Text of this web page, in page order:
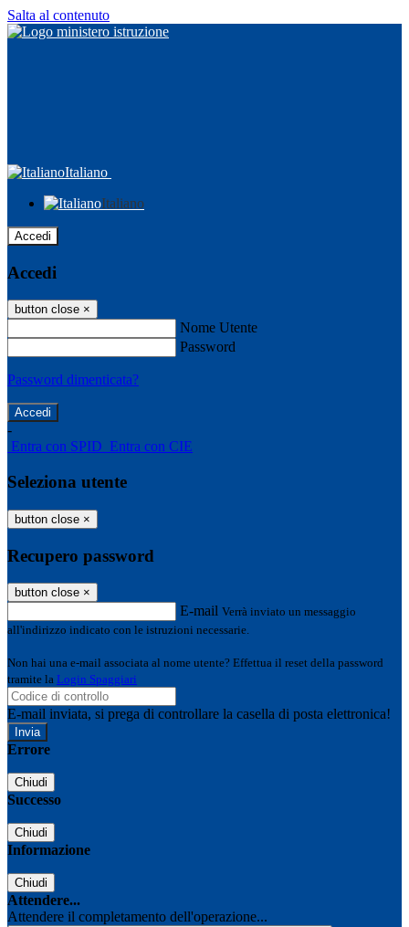
Salta al contenuto
Italiano
Italiano
Accedi
Accedi
button close ×
Nome Utente
Password
Password dimenticata?
-
Entra con SPID Entra con CIE
Seleziona utente
button close ×
Recupero password
button close ×
E-mail Verrà inviato un messaggio
all'indirizzo indicato con le istruzioni necessarie.
Non hai una e-mail associata al nome utente? Effettua il reset della password
tramite la Login Spaggiari
E-mail inviata, si prega di controllare la casella di posta elettronica!
Errore
Chiudi
Successo
Chiudi
Informazione
Chiudi
Attendere...
Attendere il completamento dell'operazione...